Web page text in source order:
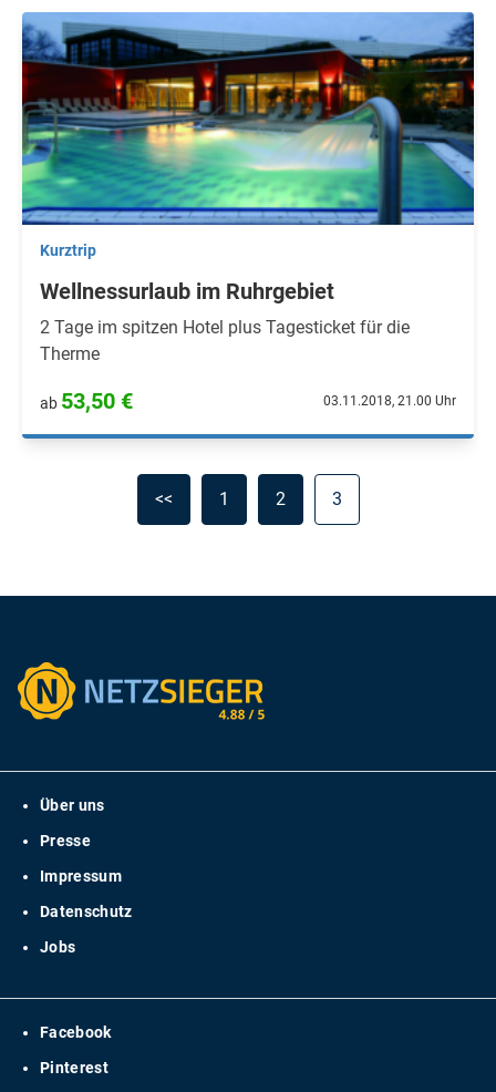
Kurztrip
Wellnessurlaub im Ruhrgebiet
2 Tage im spitzen Hotel plus Tagesticket für die
Therme
ab 53,50 € 03.11.2018, 21.00 Uhr
<< 1 2 3
Über uns
Presse
Impressum
Datenschutz
Jobs
Facebook
Pinterest